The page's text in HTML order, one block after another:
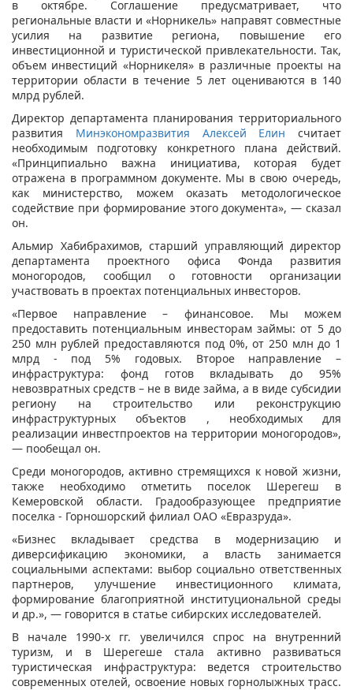
в октябре. Соглашение предусматривает, что
региональные власти и «Норникель» направят совместные
усилия на развитие региона, повышение его
инвестиционной и туристической привлекательности. Так,
объем инвестиций «Норникеля» в различные проекты на
территории области в течение 5 лет оцениваются в 140
млрд рублей.
Директор департамента планирования территориального
развития Минэкономразвития Алексей Елин считает
необходимым подготовку конкретного плана действий.
«Принципиально важна инициатива, которая будет
отражена в программном документе. Мы в свою очередь,
как министерство, можем оказать методологическое
содействие при формирование этого документа», — сказал
он.
Альмир Хабибрахимов, старший управляющий директор
департамента проектного офиса Фонда развития
моногородов, сообщил о готовности организации
участвовать в проектах потенциальных инвесторов.
«Первое направление – финансовое. Мы можем
предоставить потенциальным инвесторам займы: от 5 до
250 млн рублей предоставляются под 0%, от 250 млн до 1
млрд - под 5% годовых. Второе направление –
инфраструктура: фонд готов вкладывать до 95%
невозвратных средств – не в виде займа, а в виде субсидии
региону на строительство или реконструкцию
инфраструктурных объектов , необходимых для
реализации инвестпроектов на территории моногородов»,
— пообещал он.
Среди моногородов, активно стремящихся к новой жизни,
также необходимо отметить поселок Шерегеш в
Кемеровской области. Градообразующее предприятие
поселка - Горношорский филиал ОАО «Евразруда».
«Бизнес вкладывает средства в модернизацию и
диверсификацию экономики, а власть занимается
социальными аспектами: выбор социально ответственных
партнеров, улучшение инвестиционного климата,
формирование благоприятной институциональной среды
и др.», — говорится в статье сибирских исследователей.
В начале 1990-х гг. увеличился спрос на внутренний
туризм, и в Шерегеше стала активно развиваться
туристическая инфраструктура: ведется строительство
современных отелей, освоение новых горнолыжных трасс.